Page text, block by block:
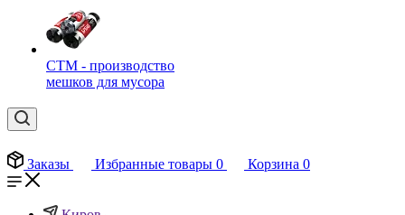
СТМ - производство
мешков для мусора
Заказы Избранные товары 0 Корзина 0